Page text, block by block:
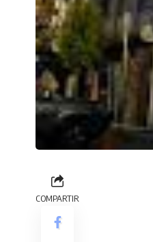
COMPARTIR